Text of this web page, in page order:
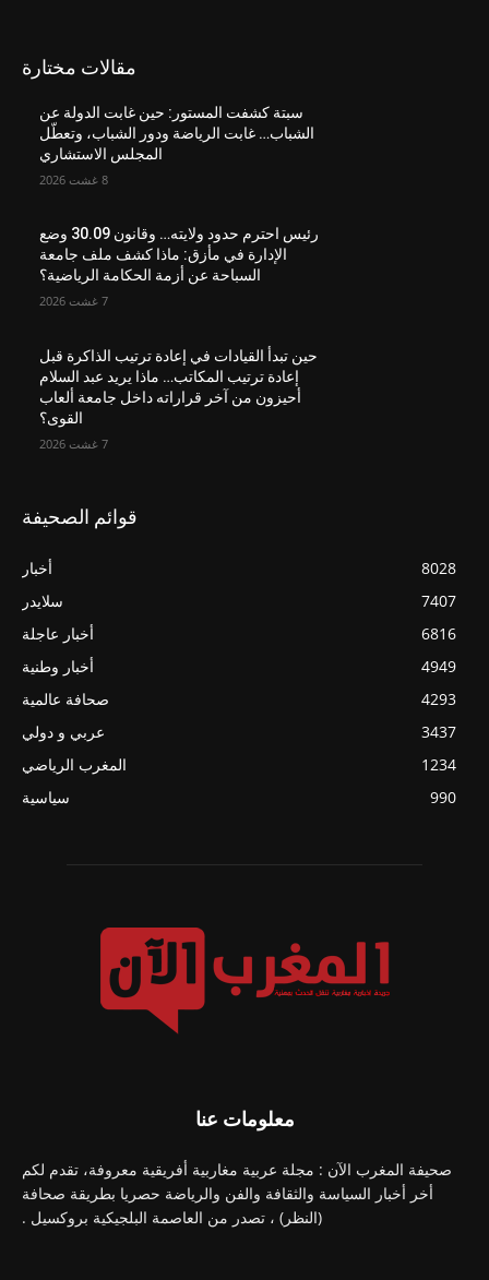
مقالات مختارة
سبتة كشفت المستور: حين غابت الدولة عن
الشباب… غابت الرياضة ودور الشباب، وتعطّل
المجلس الاستشاري
8 غشت 2026
رئيس احترم حدود ولايته… وقانون 30.09 وضع
الإدارة في مأزق: ماذا كشف ملف جامعة
السباحة عن أزمة الحكامة الرياضية؟
7 غشت 2026
حين تبدأ القيادات في إعادة ترتيب الذاكرة قبل
إعادة ترتيب المكاتب… ماذا يريد عبد السلام
أحيزون من آخر قراراته داخل جامعة ألعاب
القوى؟
7 غشت 2026
قوائم الصحيفة
أخبار
8028
سلايدر
7407
أخبار عاجلة
6816
أخبار وطنية
4949
صحافة عالمية
4293
عربي و دولي
3437
المغرب الرياضي
1234
سياسية
990
معلومات عنا
صحيفة المغرب الآن : مجلة عربية مغاربية أفريقية معروفة، تقدم لكم
أخر أخبار السياسة والثقافة والفن والرياضة حصريا بطريقة صحافة
(النظر) ، تصدر من العاصمة البلجيكية بروكسيل .